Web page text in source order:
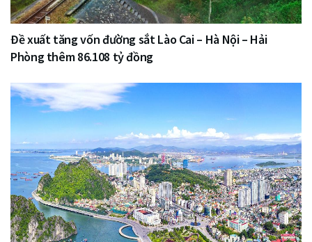
Đề xuất tăng vốn đường sắt Lào Cai – Hà Nội – Hải
Phòng thêm 86.108 tỷ đồng